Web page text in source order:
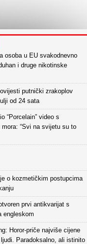
osoba u EU svakodnevno
i druge nikotinske
putnički zrakoplov
od 24 sata
“Porcelain” video s
mora: “Svi na svijetu su to
o kozmetičkim postupcima
prvi antikvarijat s
engleskom
Horor-priče najviše cijene
Paradoksalno, ali istinito